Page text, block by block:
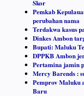
Skor
Pemkab
perubahan nama
Terdakwa kasus
Dinkes Ambon
Bupati: Maluku
DPPKB Ambon
Pertamina jamin
Mercy Barends :
Pemprov Maluku
Baru